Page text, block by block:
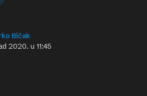
Bičak
2020. u 11:45